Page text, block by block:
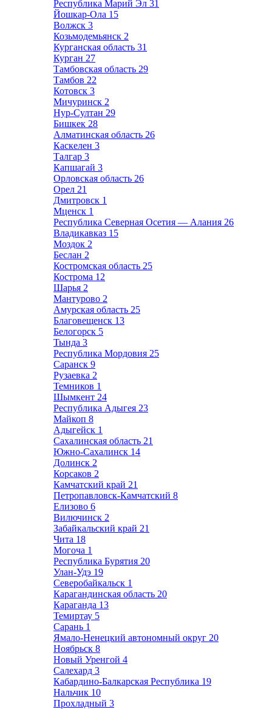
Республика Марий Эл 31
Йошкар-Ола 15
Волжск 3
Козьмодемьянск 2
Курганская область 31
Курган 27
Тамбовская область 29
Тамбов 22
Котовск 3
Мичуринск 2
Нур-Султан 29
Бишкек 28
Алматинская область 26
Каскелен 3
Талгар 3
Капшагай 3
Орловская область 26
Орел 21
Дмитровск 1
Мценск 1
Республика Северная Осетия — Алания 26
Владикавказ 15
Моздок 2
Беслан 2
Костромская область 25
Кострома 12
Шарья 2
Мантурово 2
Амурская область 25
Благовещенск 13
Белогорск 5
Тында 3
Республика Мордовия 25
Саранск 9
Рузаевка 2
Темников 1
Шымкент 24
Республика Адыгея 23
Майкоп 8
Адыгейск 1
Сахалинская область 21
Южно-Сахалинск 14
Долинск 2
Корсаков 2
Камчатский край 21
Петропавловск-Камчатский 8
Елизово 6
Вилючинск 2
Забайкальский край 21
Чита 18
Могоча 1
Республика Бурятия 20
Улан-Удэ 19
Северобайкальск 1
Карагандинская область 20
Караганда 13
Темиртау 5
Сарань 1
Ямало-Ненецкий автономный округ 20
Ноябрьск 8
Новый Уренгой 4
Салехард 3
Кабардино-Балкарская Республика 19
Нальчик 10
Прохладный 3